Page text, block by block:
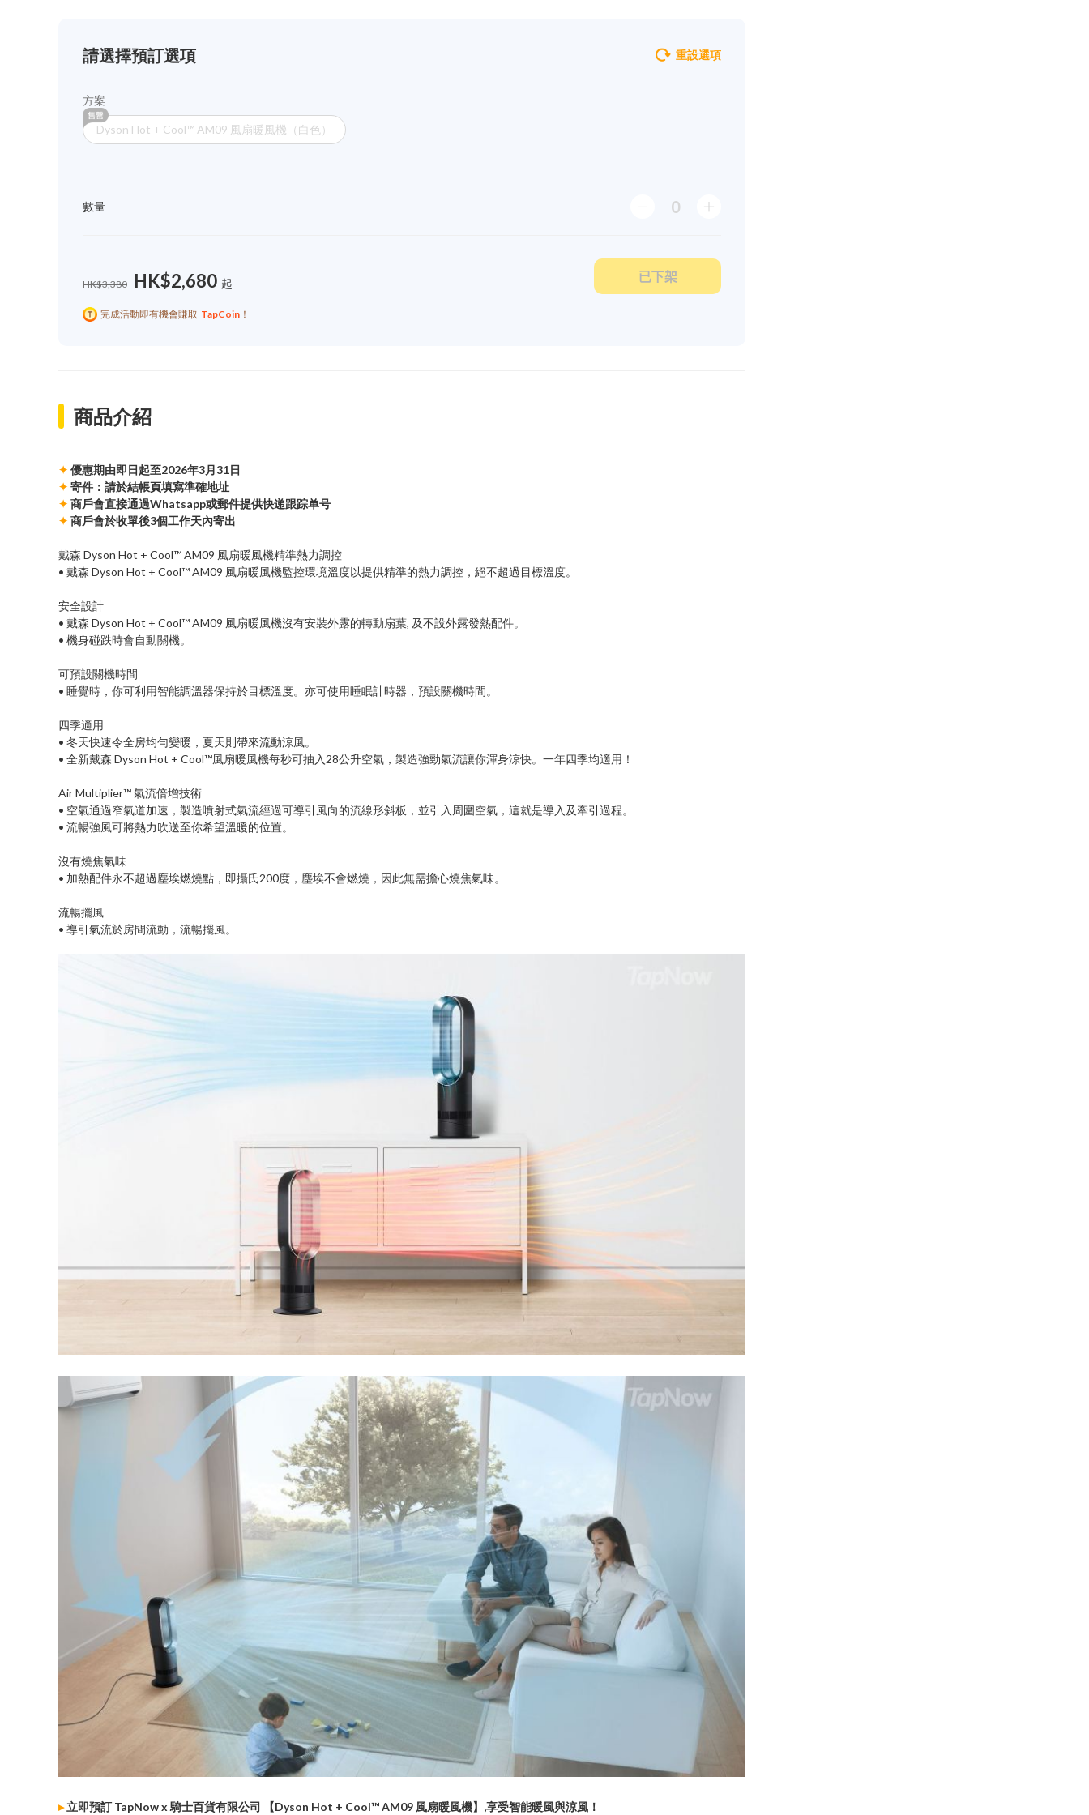
請選擇預訂選項 重設選項
方案
Dyson Hot + Cool™ AM09 風扇暖風機（白色）
數量 0
HK$3,380 HK$2,680 起 已下架
完成活動即有機會賺取 TapCoin ！
商品介紹
✦ 優惠期由即日起至2026年3月31日
✦ 寄件：請於結帳頁填寫準確地址
✦ 商戶會直接通過Whatsapp或郵件提供快递跟踪单号
✦ 商戶會於收單後3個工作天內寄出
戴森 Dyson Hot + Cool™ AM09 風扇暖風機精準熱力調控
• 戴森 Dyson Hot + Cool™ AM09 風扇暖風機監控環境溫度以提供精準的熱力調控，絕不超過目標溫度。
安全設計
• 戴森 Dyson Hot + Cool™ AM09 風扇暖風機沒有安裝外露的轉動扇葉, 及不設外露發熱配件。
• 機身碰跌時會自動關機。
可預設關機時間
• 睡覺時，你可利用智能調溫器保持於目標溫度。亦可使用睡眠計時器，預設關機時間。
四季適用
• 冬天快速令全房均勻變暖，夏天則帶來流動涼風。
• 全新戴森 Dyson Hot + Cool™風扇暖風機每秒可抽入28公升空氣，製造強勁氣流讓你渾身涼快。一年四季均適用！
Air Multiplier™ 氣流倍增技術
• 空氣通過窄氣道加速，製造噴射式氣流經過可導引風向的流線形斜板，並引入周圍空氣，這就是導入及牽引過程。
• 流暢強風可將熱力吹送至你希望溫暖的位置。
沒有燒焦氣味
• 加熱配件永不超過塵埃燃燒點，即攝氏200度，塵埃不會燃燒，因此無需擔心燒焦氣味。
流暢擺風
• 導引氣流於房間流動，流暢擺風。
▸立即預訂 TapNow x 騎士百貨有限公司 【Dyson Hot + Cool™ AM09 風扇暖風機】,享受智能暖風與涼風！